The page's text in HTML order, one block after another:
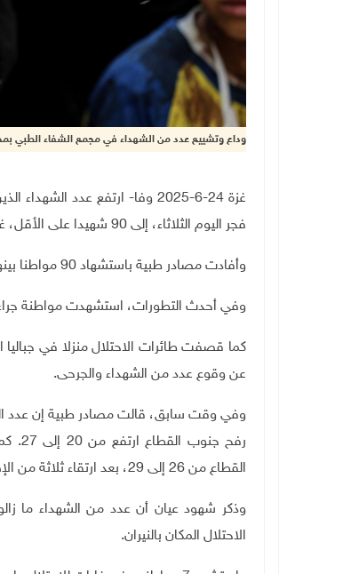
وداع وتشييع عدد من الشهداء في مجمع الشفاء الطبي
غزة 24-6-2025 وفا- ارتفع عدد
فجر اليوم الثلاثاء، إلى 90 شهيدا على الأقل،
وأفادت مصادر طبية باستشهاد 90 مواطنا بينهم 56 كانوا ينتظرون الحصول على
وفي أحدث التطورات، استشهدت مواطنة
كما قصفت طائرات الاحتلال منزلا في
عن وقوع عدد من الشهداء والجرحى.
وفي وقت سابق، قالت مصادر طبية إن عدد
رفح جنوب القطاع ارتفع من 20 إلى 27
.
القطاع من 26 إلى 29، بعد ارتقاء ثلاثة من الإصابات الخطيرة.
وذكر شهود عيان أن عدد من الشهداء ما
الاحتلال المكان بالنيران.